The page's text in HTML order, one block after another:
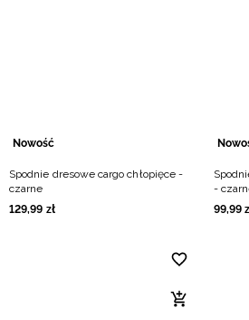
Nowość
Spodnie dresowe cargo chłopięce -
czarne
129,99 zł
-
99,99